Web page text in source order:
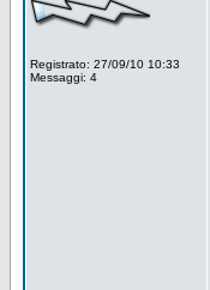
Registrato: 27/09/10 10:33
Messaggi: 4